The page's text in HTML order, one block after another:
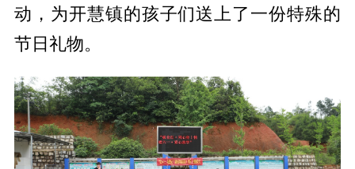
动，为开慧镇的孩子们送上了一份特殊的
节日礼物。